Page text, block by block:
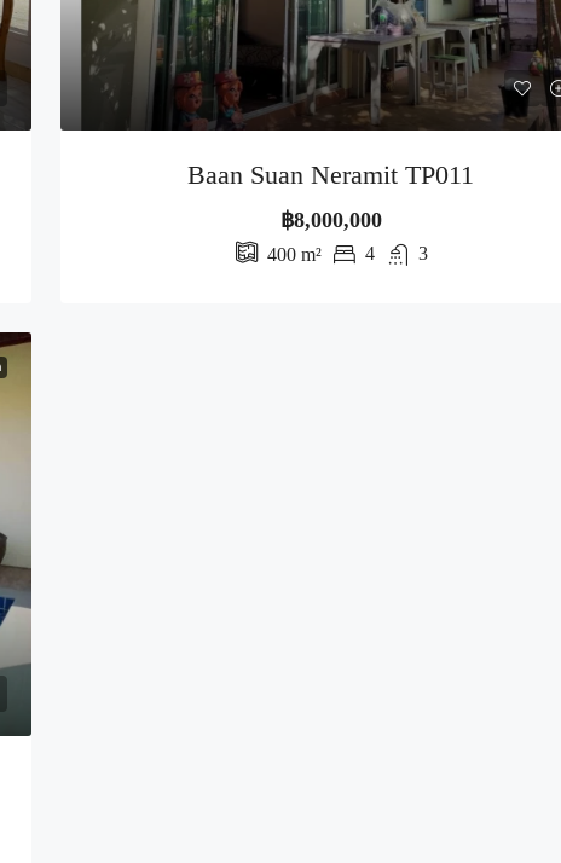
Baan Suan Neramit TP011
฿8,000,000
400 m² 4 3